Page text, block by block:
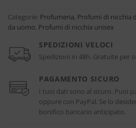
Categorie: Profumeria, Profumi di nicchia
da uomo, Profumi di nicchia unisex
SPEDIZIONI VELOCI
Spedizioni in 48h. Gratuite per
PAGAMENTO SICURO
I tuoi dati sono al sicuro. Puoi
oppure con PayPal. Se lo
bonifico bancario anticipato.